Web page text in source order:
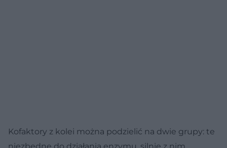
Kofaktory z kolei można podzielić na dwie grupy: te
niezbędne do działania enzymu, silnie z nim